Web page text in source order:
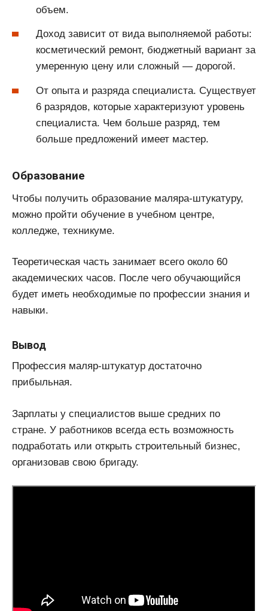
объем.
Доход зависит от вида выполняемой работы:
косметический ремонт, бюджетный вариант за
умеренную цену или сложный — дорогой.
От опыта и разряда специалиста. Существует
6 разрядов, которые характеризуют уровень
специалиста. Чем больше разряд, тем
больше предложений имеет мастер.
Образование
Чтобы получить образование маляра-штукатуру,
можно пройти обучение в учебном центре,
колледже, техникуме.
Теоретическая часть занимает всего около 60
академических часов. После чего обучающийся
будет иметь необходимые по профессии знания и
навыки.
Вывод
Профессия маляр-штукатур достаточно
прибыльная.
Зарплаты у специалистов выше средних по
стране. У работников всегда есть возможность
подработать или открыть строительный бизнес,
организовав свою бригаду.